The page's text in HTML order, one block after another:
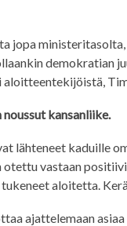
jopa
demokratian
aloitteentekijöistä,
kansanliike.
lähteneet kaduille
otettu vastaan
aloitetta.
ajattelemaan